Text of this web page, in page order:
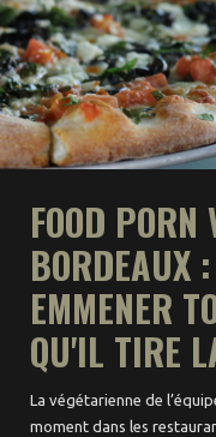
FOOD PORN
BORDEAUX
EMMENER
QU'IL TIRE
La végétarienne de
moment dans les